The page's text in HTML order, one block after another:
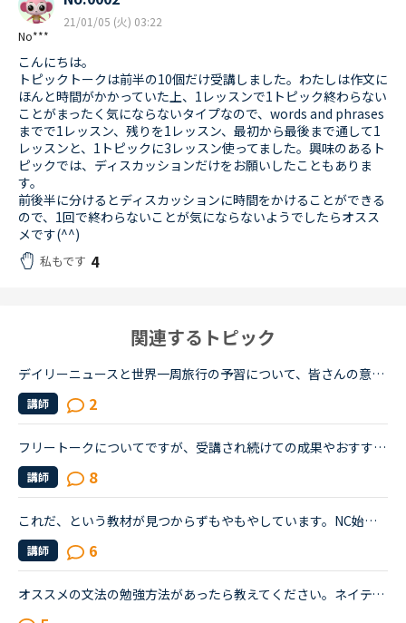
No***
21/01/05 (火) 03:22
こんにちは。
トピックトークは前半の10個だけ受講しました。わたしは作文に
ほんと時間がかかっていた上、1レッスンで1トピック終わらない
ことがまったく気にならないタイプなので、words and phrases
までで1レッスン、残りを1レッスン、最初から最後まで通して1
レッスンと、1トピックに3レッスン使ってました。興味のあるト
ピックでは、ディスカッションだけをお願いしたこともありま
す。
前後半に分けるとディスカッションに時間をかけることができる
ので、1回で終わらないことが気にならないようでしたらオスス
メです(^^)
私もです 4
関連するトピック
デイリーニュースと世界一周旅行の予習について、皆さんの意見をお聞きしたく、トピックを作成させていただきます。基本的な文法については、ある程度中高時代の知識が残っており、今までは復習を兼ねつつSIDE by...
講師 2
フリートークについてですが、受講され続けての成果やおすすめの受講方法、気をつけていることあれば教えていただけないでしょうか。これからはアウトプットも鍛えたいので、フリートークを受講する機会を増やし...
講師 8
これだ、という教材が見つからずもやもやしています。NC始めて2ヶ月の若手社会人です。いわゆる受験英語はしっかりやりましたが、読み書きはできた当時もリスニング&amp;スピーキングはさっぱりでした。英語を忘...
講師 6
オススメの文法の勉強方法があったら教えてください。ネイティブキャンプを初めて半年ほど経つものです。（２４歳 女）目的は海外の友達と話せるようになりたい。日常会話をマスターしたと思い始めました。レベ...